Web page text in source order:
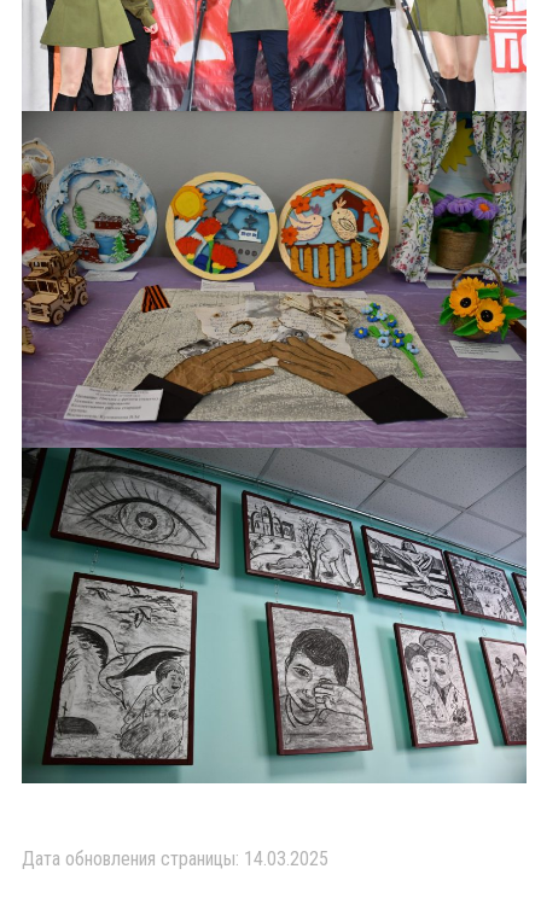
Дата обновления страницы: 14.03.2025